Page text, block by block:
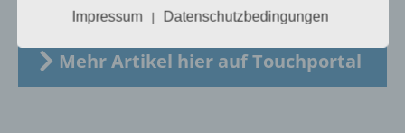
Mehr Artikel hier auf Touchportal
c) Verarbeitung
Verarbeitung ist jeder mit oder ohne Hilfe
Impressum
Datenschutzbedingungen